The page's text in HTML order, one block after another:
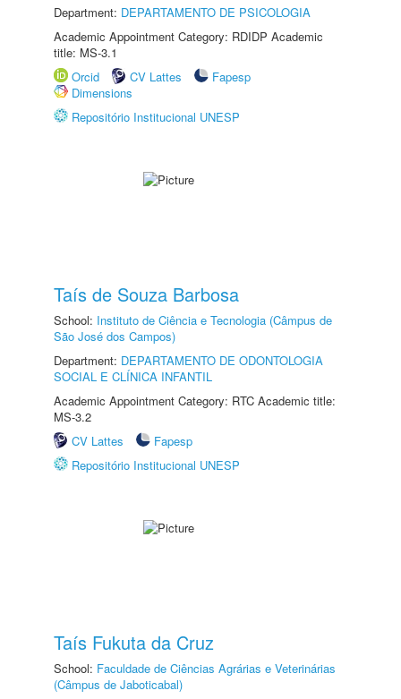
Department: DEPARTAMENTO DE PSICOLOGIA
Academic Appointment Category: RDIDP Academic
title: MS-3.1
Orcid
CV Lattes
Fapesp
Dimensions
Repositório Institucional UNESP
Taís de Souza Barbosa
School: Instituto de Ciência e Tecnologia (Câmpus de
São José dos Campos)
Department: DEPARTAMENTO DE ODONTOLOGIA
SOCIAL E CLÍNICA INFANTIL
Academic Appointment Category: RTC Academic title:
MS-3.2
CV Lattes
Fapesp
Repositório Institucional UNESP
Taís Fukuta da Cruz
School: Faculdade de Ciências Agrárias e Veterinárias
(Câmpus de Jaboticabal)